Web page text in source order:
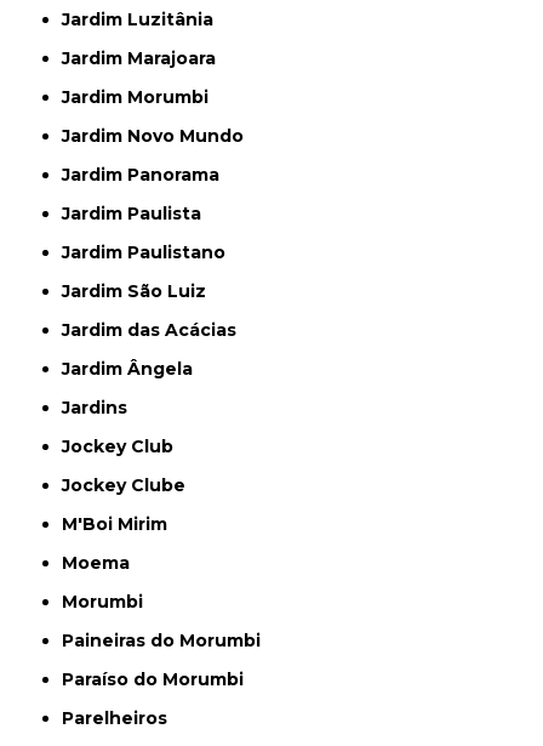
Jardim Luzitânia
Jardim Marajoara
Jardim Morumbi
Jardim Novo Mundo
Jardim Panorama
Jardim Paulista
Jardim Paulistano
Jardim São Luiz
Jardim das Acácias
Jardim Ângela
Jardins
Jockey Club
Jockey Clube
M'Boi Mirim
Moema
Morumbi
Paineiras do Morumbi
Paraíso do Morumbi
Parelheiros